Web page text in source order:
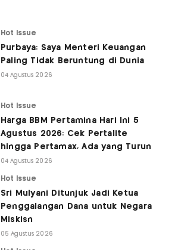
Hot Issue
Purbaya: Saya Menteri Keuangan
Paling Tidak Beruntung di Dunia
04 Agustus 2026
Hot Issue
Harga BBM Pertamina Hari Ini 5
Agustus 2026: Cek Pertalite
hingga Pertamax, Ada yang Turun
04 Agustus 2026
Hot Issue
Sri Mulyani Ditunjuk Jadi Ketua
Penggalangan Dana untuk Negara
Miskisn
05 Agustus 2026